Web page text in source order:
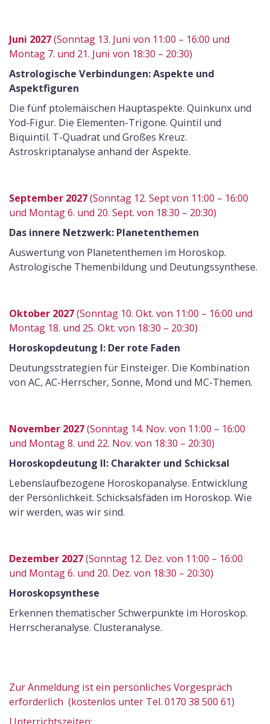
Juni 2027(Sonntag 13. Juni von 11:00 – 16:00 und
Montag 7. und 21. Juni von 18:30 – 20:30)
Astrologische Verbindungen: Aspekte und
Aspektfiguren
Die fünf ptolemäischen Hauptaspekte. Quinkunx und
Yod-Figur. Die Elementen-Trigone. Quintil und
Biquintil. T-Quadrat und Großes Kreuz.
Astroskriptanalyse anhand der Aspekte.
September 2027(Sonntag 12. Sept von 11:00 – 16:00
und Montag 6. und 20. Sept. von 18:30 – 20:30)
Das innere Netzwerk: Planetenthemen
Auswertung von Planetenthemen im Horoskop.
Astrologische Themenbildung und Deutungssynthese.
Oktober 2027(Sonntag 10. Okt. von 11:00 – 16:00 und
Montag 18. und 25. Okt. von 18:30 – 20:30)
Horoskopdeutung I: Der rote Faden
Deutungsstrategien für Einsteiger. Die Kombination
von AC, AC-Herrscher, Sonne, Mond und MC-Themen.
November 2027(Sonntag 14. Nov. von 11:00 – 16:00
und Montag 8. und 22. Nov. von 18:30 – 20:30)
Horoskopdeutung II: Charakter und Schicksal
Lebenslaufbezogene Horoskopanalyse. Entwicklung
der Persönlichkeit. Schicksalsfäden im Horoskop. Wie
wir werden, was wir sind.
Dezember 2027(Sonntag 12. Dez. von 11:00 – 16:00
und Montag 6. und 20. Dez. von 18:30 – 20:30)
Horoskopsynthese
Erkennen thematischer Schwerpunkte im Horoskop.
Herrscheranalyse. Clusteranalyse.
Zur Anmeldung ist ein persönliches Vorgespräch
erforderlich (kostenlos unter Tel. 0170 38 500 61)